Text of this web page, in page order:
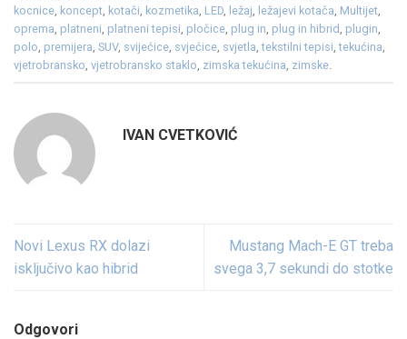
kocnice koncept kotači kozmetika LED ležaj ležajevi kotača Multijet
oprema platneni platneni tepisi pločice plug in plug in hibrid plugin
polo premijera SUV, svijećice svjećice svjetla ,tekstilni tepisi ,tekućina
vjetrobransko vjetrobransko staklo zimska tekućina zimske
IVAN CVETKOVIĆ
Novi Lexus RX dolazi
isključivo kao hibrid
Mustang Mach-E GT treba
svega 3,7 sekundi do stotke
Odgovori